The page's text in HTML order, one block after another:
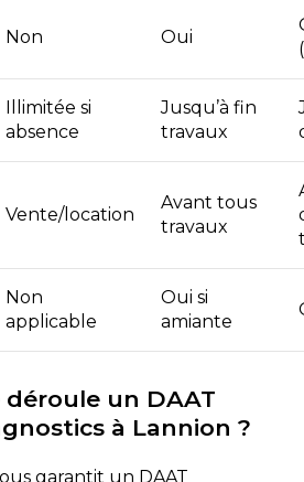
Non Oui
Illimitée si
absence
Jusqu’à fin
travaux
Vente/location
Avant tous
travaux
Non
applicable
Oui si
amiante
un DAAT
à Lannion ?
garantit un DAAT